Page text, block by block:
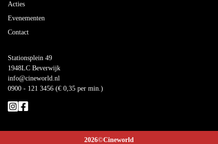
Acties
Evenementen
Contact
Stationsplein 49
1948LC Beverwijk
info@cineworld.nl
0900 - 121 3456 (€ 0,35 per min.)
2026©Cineworld